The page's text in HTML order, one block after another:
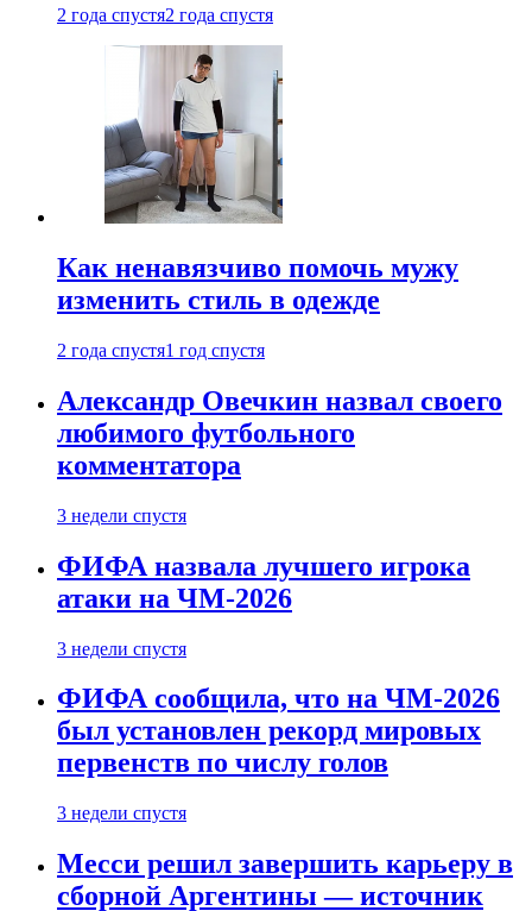
2 года спустя2 года спустя
Как ненавязчиво помочь мужу
изменить стиль в одежде
2 года спустя1 год спустя
Александр Овечкин назвал своего
любимого футбольного
комментатора
3 недели спустя
ФИФА назвала лучшего игрока
атаки на ЧМ-2026
3 недели спустя
ФИФА сообщила, что на ЧМ-2026
был установлен рекорд мировых
первенств по числу голов
3 недели спустя
Месси решил завершить карьеру в
сборной Аргентины — источник